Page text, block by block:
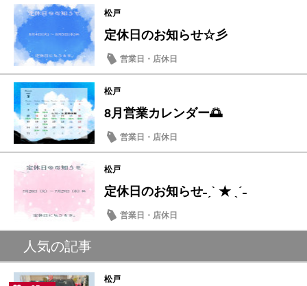
松戸
定休日のお知らせ☆彡
営業日・店休日
松戸
8月営業カレンダー🌅
営業日・店休日
松戸
定休日のお知らせ˗ˏˋ ★ ˎˊ˗
営業日・店休日
人気の記事
松戸